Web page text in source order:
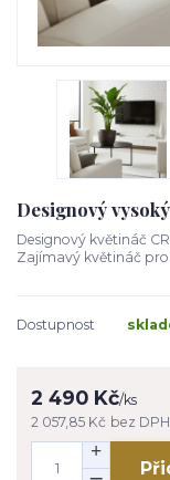
Designový
Designový květináč
Zajímavý květináč pro
Dostupnost
2 490 Kč/ks
2 057,85 Kč bez DPH